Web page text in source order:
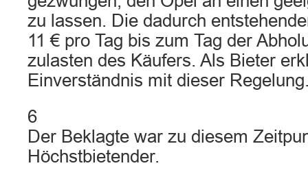
zu lassen. Die dadurch
11 € pro Tag bis zum Tag der
zulasten des Käufers. Als Bieter
Einverständnis mit dieser
6
Der Beklagte war zu diesem
Höchstbietender.